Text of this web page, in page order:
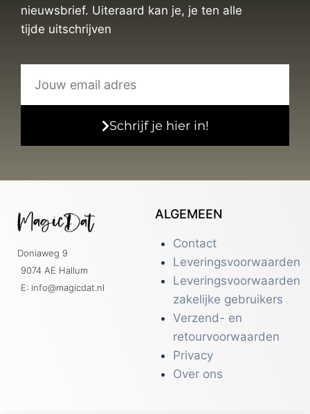
nieuwsbrief. Uiteraard kan je, je ten alle
tijde uitschrijven
Schrijf je hier in!
Doniaweg 9
9074 AE Hallum
E: info@magicdat.nl
ALGEMEEN
Contact
Leveringsvoorwaarden
Leveringsvoorwaarden
zakelijke gebruikers
Verzend- en
retourvoorwaarden
Privacy
Over ons